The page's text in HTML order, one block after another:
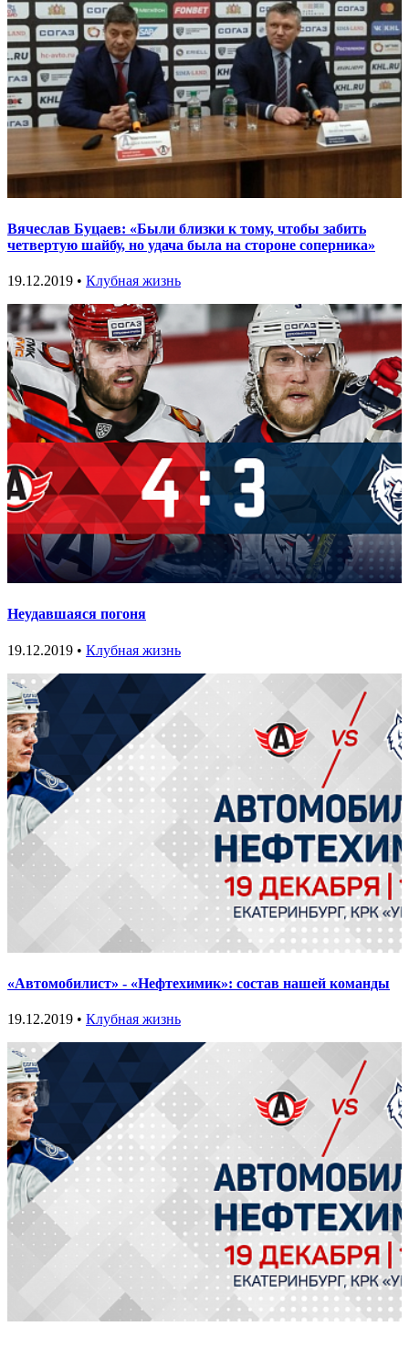
Вячеслав Буцаев: «Были близки к тому, чтобы забить
четвертую шайбу, но удача была на стороне соперника»
19.12.2019 • Клубная жизнь
Неудавшаяся погоня
19.12.2019 • Клубная жизнь
«Автомобилист» - «Нефтехимик»: состав нашей команды
19.12.2019 • Клубная жизнь